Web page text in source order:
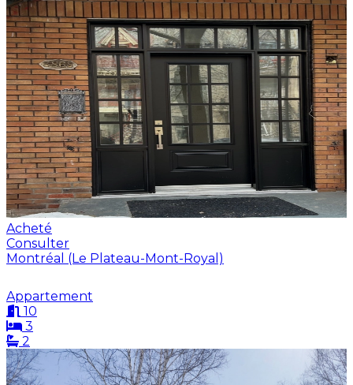
Acheté
Consulter
Montréal (Le Plateau-Mont-Royal)
Appartement
10
3
2